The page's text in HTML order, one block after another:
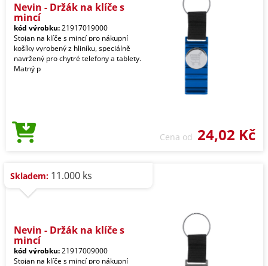
Nevin - Držák na klíče s
mincí
kód výrobku:21917019000
Stojan na klíče s mincí pro nákupní
košíky vyrobený z hliníku, speciálně
navržený pro chytré telefony a tablety.
Matný p
Cena od 24,02 Kč
Skladem: 11.000 ks
Nevin - Držák na klíče s
mincí
kód výrobku:21917009000
Stojan na klíče s mincí pro nákupní